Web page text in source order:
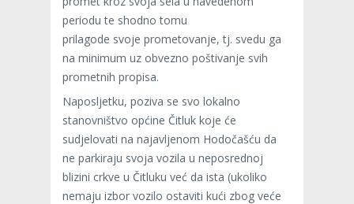
periodu te shodno tomu
prilagode svoje prometovanje, tj. svedu ga
na minimum uz obvezno poštivanje svih
prometnih propisa.
Naposljetku, poziva se svo lokalno
stanovništvo općine Čitluk koje će
sudjelovati na najavljenom Hodočašću da
ne parkiraju svoja vozila u neposrednoj
blizini crkve u Čitluku već da ista (ukoliko
nemaju izbor vozilo ostaviti kući zbog veće